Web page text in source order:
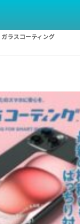
ガラスコーティング